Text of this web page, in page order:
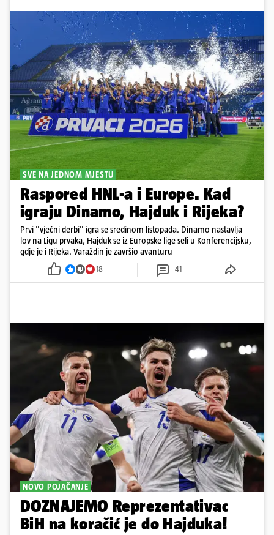
SVE NA JEDNOM MJESTU
Raspored HNL-a i Europe. Kad
igraju Dinamo, Hajduk i Rijeka?
Prvi "vječni derbi" igra se sredinom listopada. Dinamo nastavlja
lov na Ligu prvaka, Hajduk se iz Europske lige seli u Konferencijsku,
gdje je i Rijeka. Varaždin je završio avanturu
18 41
NOVO POJAČANJE
DOZNAJEMO Reprezentativac
BiH na koračić je do Hajduka!